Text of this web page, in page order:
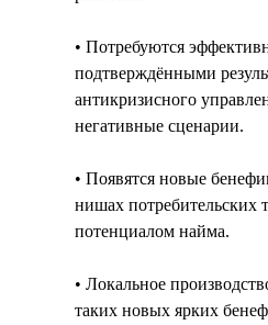
• Потребуются
подтверждёнными
антикризисного
негативные сценарии.
• Появятся новые
нишах потребительских
потенциалом найма.
• Локальное
таких новых ярких